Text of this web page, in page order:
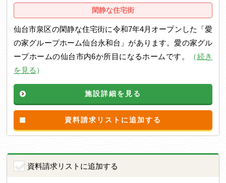
閑静な住宅街
仙台市泉区の閑静な住宅街に令和7年4月オープンした「愛
の家グループホーム仙台永和台」があります。愛の家グル
ープホームの仙台市内6か所目になるホームです。
（続き
を見る ）
施設詳細を見る
資料請求リストに追加する
資料請求リストに追加する